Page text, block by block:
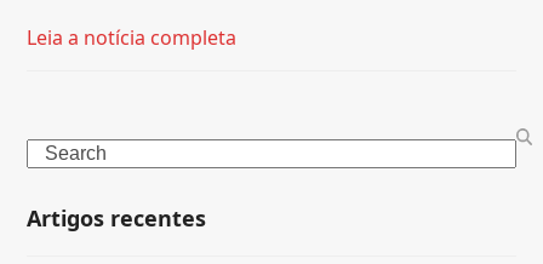
Leia a notícia completa
Search
Artigos recentes